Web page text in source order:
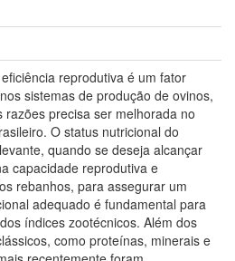
reprodutiva é um fator
sistemas de produção de ovinos,
razões precisa ser melhorada no
O status nutricional do
quando se deseja alcançar
capacidade reprodutiva e
rebanhos, para assegurar um
adequado é fundamental para
índices zootécnicos. Além dos
como proteínas, minerais e